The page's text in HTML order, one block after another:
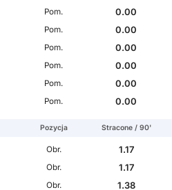
Pom.
0.00
Pom.
0.00
Pom.
0.00
Pom.
0.00
Pom.
0.00
Pom. 0.00
Pozycja Stracone / 90'
Obr.
1.17
Obr.
1.17
Obr.
1.38